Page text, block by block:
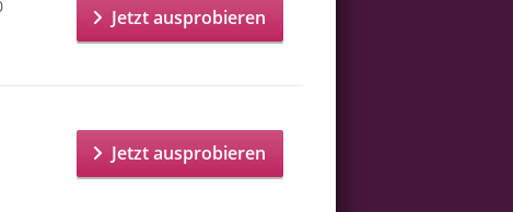
Jetzt ausprobieren
Jetzt ausprobieren